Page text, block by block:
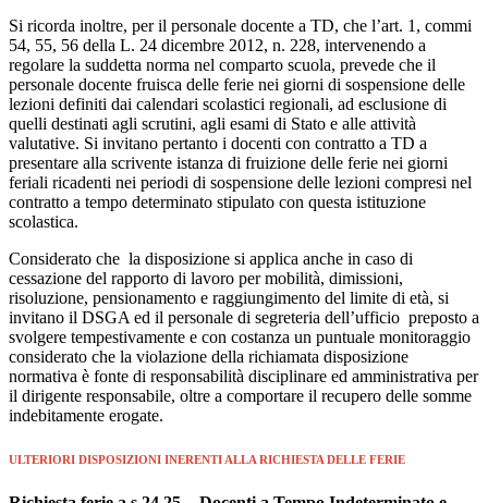
Si ricorda inoltre, per il personale docente a TD, che l’art. 1, commi
54, 55, 56 della L. 24 dicembre 2012, n. 228, intervenendo a
regolare la suddetta norma nel comparto scuola, prevede che il
personale docente fruisca delle ferie nei giorni di sospensione delle
lezioni definiti dai calendari scolastici regionali, ad esclusione di
quelli destinati agli scrutini, agli esami di Stato e alle attività
valutative. Si invitano pertanto i docenti con contratto a TD a
presentare alla scrivente istanza di fruizione delle ferie nei giorni
feriali ricadenti nei periodi di sospensione delle lezioni compresi nel
contratto a tempo determinato stipulato con questa istituzione
scolastica.
Considerato che la disposizione si applica anche in caso di
cessazione del rapporto di lavoro per mobilità, dimissioni,
risoluzione, pensionamento e raggiungimento del limite di età, si
invitano il DSGA ed il personale di segreteria dell’ufficio preposto a
svolgere tempestivamente e con costanza un puntuale monitoraggio
considerato che la violazione della richiamata disposizione
normativa è fonte di responsabilità disciplinare ed amministrativa per
il dirigente responsabile, oltre a comportare il recupero delle somme
indebitamente erogate.
ULTERIORI DISPOSIZIONI INERENTI ALLA RICHIESTA DELLE FERIE